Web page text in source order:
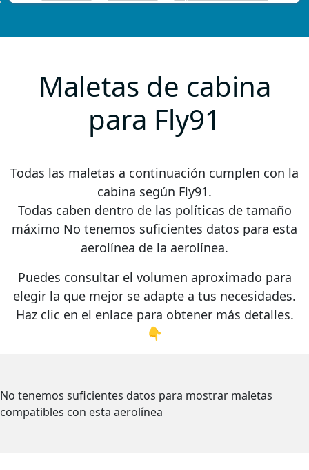
Maletas de cabina
para Fly91
Todas las maletas a continuación cumplen con la
cabina según Fly91.
Todas caben dentro de las políticas de tamaño
máximo No tenemos suficientes datos para esta
aerolínea de la aerolínea.
Puedes consultar el volumen aproximado para
elegir la que mejor se adapte a tus necesidades.
Haz clic en el enlace para obtener más detalles.
👇
No tenemos suficientes datos para mostrar maletas
compatibles con esta aerolínea